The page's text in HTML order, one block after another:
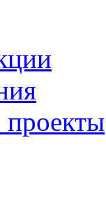
проекты